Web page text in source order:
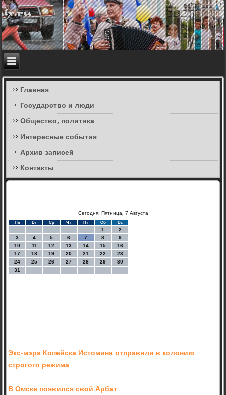
Главная
Государство и люди
Общество, политика
Интересные события
Архив записей
Контакты
Сегодня: Пятница, 7 Августа
Пн Вт Ср Чт Пт Сб Вс
1
2
3
4 5 6 7 8
9
10
11 12 13 14 15
16
17
18 19 20 21 22
23
24
25 26 27 28 29
30
31
Экс-мэра Копейска Истомина отправили в колонию
строгого режима
В Омске появился свой Арбат